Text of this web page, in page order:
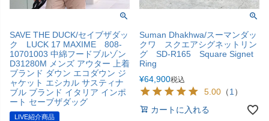
SAVE THE DUCK/セイブザダッ
ク LUCK 17 MAXIME 808-
10701003 中綿フードブルゾン
D31280M メンズ アウター 上着
ブランド ダウン エコダウン ジ
ャケット エシカル サスティナ
ブル ブランド イタリア インポ
ート セーブザダッグ
LIVE紹介商品
Suman Dhakhwa/スーマンダッ
クワ スクエアシグネットリン
グ SD-R165 Square Signet
Ring
¥64,900税込
5.00 （1 ）
カートに入れる